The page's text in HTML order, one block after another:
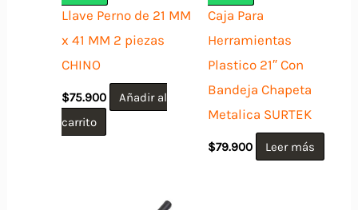
Llave Perno de 21 MM
x 41 MM 2 piezas
CHINO
$75.900
Añadir al
carrito
Caja Para
Herramientas
Plastico 21″ Con
Bandeja Chapeta
Metalica SURTEK
$79.900 Leer más